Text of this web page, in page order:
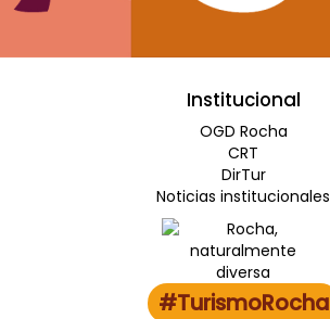
Institucional
OGD Rocha
CRT
DirTur
Noticias institucionales
#TurismoRocha